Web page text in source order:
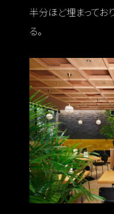
半分ほど埋まってお
る。